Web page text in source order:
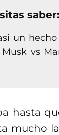
saber:
un
vs
hasta
mucho